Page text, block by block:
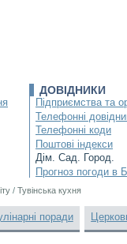
ДОВІДНИКИ
Підприємства та
Телефонні
Телефонні коди
Поштові індекси
Дім. Сад. Город.
Прогноз погоди в
/ Тувінська кухня
поради